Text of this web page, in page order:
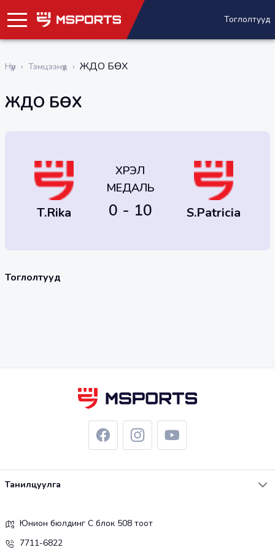
Тоглолтууд
Нүүр › Тэмцээнүүд › ЖҮДО БӨХ
ЖҮДО БӨХ
T.Rika
ХҮРЭЛ
МЕДАЛЬ
0 - 10 S.Patricia
Тоглолтууд
Танилцуулга
Юнион бюлдинг С блок 508 тоот
7711-6822